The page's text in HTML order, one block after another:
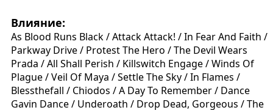
Влияние:
As Blood Runs Black / Attack Attack! / In Fear And Faith /
Parkway Drive / Protest The Hero / The Devil Wears
Prada / All Shall Perish / Killswitch Engage / Winds Of
Plague / Veil Of Maya / Settle The Sky / In Flames /
Blessthefall / Chiodos / A Day To Remember / Dance
Gavin Dance / Underoath / Drop Dead, Gorgeous / The